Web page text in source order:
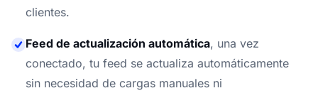
clientes.
Feed de actualización automática, una vez
conectado, tu feed se actualiza automáticamente
sin necesidad de cargas manuales ni